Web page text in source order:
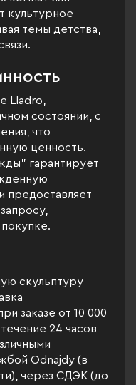
культурное
темы детства,
Lladro,
состоянии, с
что
ценность.
гарантирует
предоставляет
скульптуру
заказе от 10 000
24 часов
Odnajdy (в
через СДЭК (до